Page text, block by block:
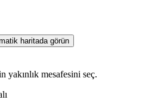
haritada görün
yakınlık mesafesini seç.